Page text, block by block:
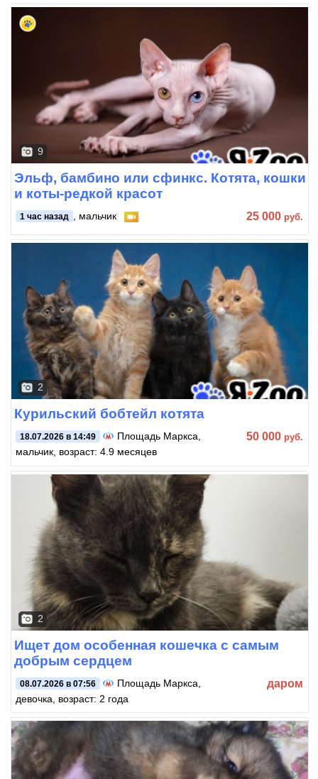
9
Эльф, бамбино или сфинкс. Котята, кошки
и коты-редкой красот
1 час назад , мальчик 25 000 руб.
2
Курильский бобтейл котята
18.07.2026 в 14:49 Площадь Маркса,
мальчик, возраст: 4.9 месяцев
50 000 руб.
2
Ищет дом особенная кошечка с самым
добрым сердцем
08.07.2026 в 07:56 Площадь Маркса
девочка, возраст: 2 года
даром